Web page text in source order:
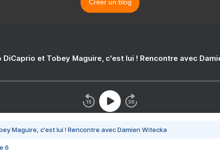
Créer un blog
DiCaprio et Tobey Maguire, c'est lui ! Rencontre avec
Maguire, c'est lui ! Rencontre avec Damien Witecka
6